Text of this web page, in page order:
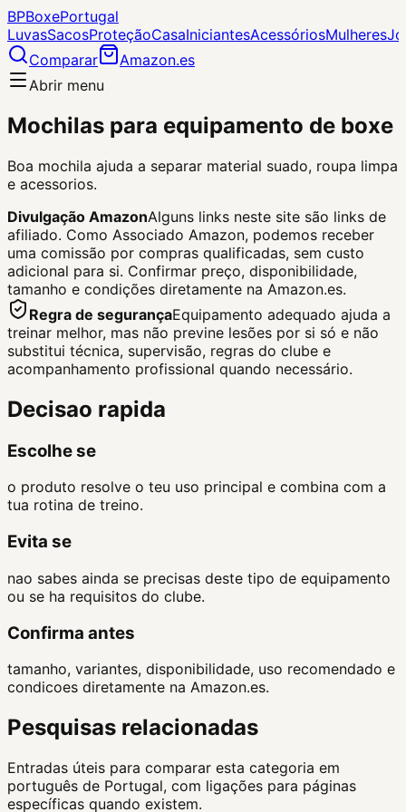
BPBoxePortugal
LuvasSacosProteçãoCasaIniciantesAcessóriosMulheres
Comparar
Amazon.es
Abrir menu
Mochilas para equipamento de boxe
Boa mochila ajuda a separar material suado, roupa limpa
e acessorios.
Divulgação AmazonAlguns links neste site são links de
afiliado. Como Associado Amazon, podemos receber
uma comissão por compras qualificadas, sem custo
adicional para si. Confirmar preço, disponibilidade,
tamanho e condições diretamente na Amazon.es.
Regra de segurançaEquipamento adequado ajuda a
treinar melhor, mas não previne lesões por si só e não
substitui técnica, supervisão, regras do clube e
acompanhamento profissional quando necessário.
Decisao rapida
Escolhe se
o produto resolve o teu uso principal e combina com a
tua rotina de treino.
Evita se
nao sabes ainda se precisas deste tipo de equipamento
ou se ha requisitos do clube.
Confirma antes
tamanho, variantes, disponibilidade, uso recomendado e
condicoes diretamente na Amazon.es.
Pesquisas relacionadas
Entradas úteis para comparar esta categoria em
português de Portugal, com ligações para páginas
específicas quando existem.